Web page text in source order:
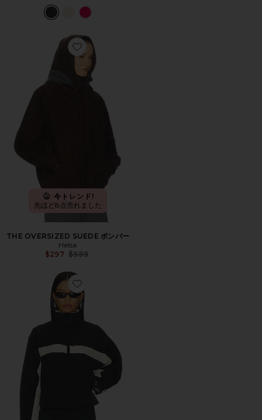
Favorite THE OVERSIZED SUEDE ボンバー
今トレンド!
先ほど8点売れました
THE OVERSIZED SUEDE ボンバー
Helsa
$297 Previous price:
$989